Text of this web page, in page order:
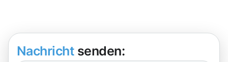
Nachricht senden: